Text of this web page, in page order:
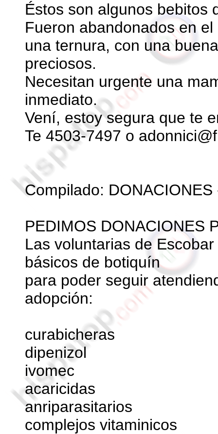
Éstos son algunos bebitos
Fueron abandonados en
una ternura, con una
preciosos.
Necesitan urgente una
inmediato.
Vení, estoy segura que te
Te 4503-7497 o
Compilado:
PEDIMOS DONACIONES
Las voluntarias de
básicos de botiquín
para poder seguir
adopción:
curabicheras
dipenizol
ivomec
acaricidas
anriparasitarios
complejos vitaminicos